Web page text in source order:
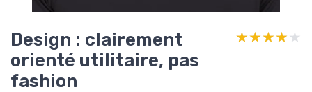
Design : clairement
orienté utilitaire, pas
fashion
★★★★★
★★★★★